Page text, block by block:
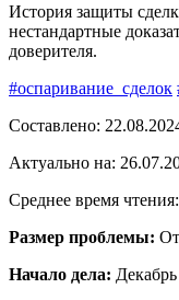
История защиты
нестандартные
доверителя.
#оспаривание_сделок
Составлено:
Актуально на:
Среднее время
Размер проблемы:
Начало дела: